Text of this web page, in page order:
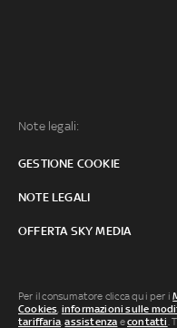
Note legali:
GESTIONE COOKIE
NOTE LEGALI
OFFERTA SKY MEDIA
Per il consumatore clicca qui per i
Cookies, informazioni sulle
tariffaria,assistenza econtatti.